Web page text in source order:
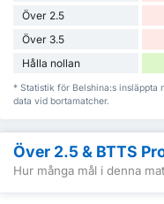
Över 2.5
Över 3.5
Hålla nollan
* Statistik för Belshina:s insläppta
data vid bortamatcher.
Över 2.5 & BTTS
Hur många mål i denna